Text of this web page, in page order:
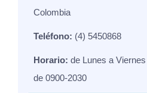
Colombia
Teléfono: (4) 5450868
Horario: de Lunes a
de 0900-2030